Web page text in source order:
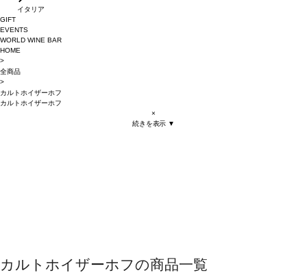
イタリア
GIFT
EVENTS
WORLD WINE BAR
HOME
>
全商品
>
カルトホイザーホフ
カルトホイザーホフ
×
続きを表示 ▼
カルトホイザーホフの商品一覧